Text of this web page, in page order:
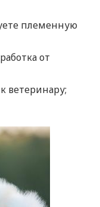
племенную
от
ветеринару;